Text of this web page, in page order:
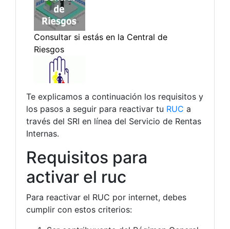
Te explicamos a continuación los requisitos y
los pasos a seguir para reactivar tu RUC a
través del SRI en línea del Servicio de Rentas
Internas.
Requisitos para
activar el ruc
Para reactivar el RUC por internet, debes
cumplir con estos criterios: